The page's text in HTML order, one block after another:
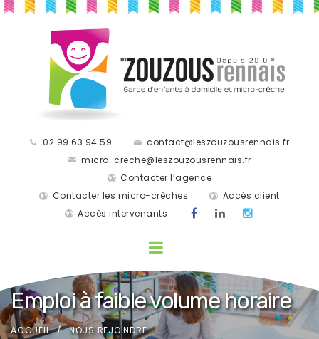
02 99 63 94 59
contact@leszouzousrennais.fr
micro-creche@leszouzousrennais.fr
Contacter l’agence
Contacter les micro-crèches
Accès client
Accès intervenants
Emploi à faible volume horaire
ACCUEIL
NOUS REJOINDRE